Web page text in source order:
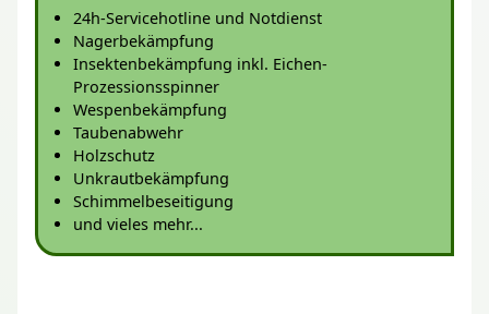
24h-Servicehotline und Notdienst
Nagerbekämpfung
Insektenbekämpfung inkl. Eichen-
Prozessionsspinner
Wespenbekämpfung
Taubenabwehr
Holzschutz
Unkrautbekämpfung
Schimmelbeseitigung
und vieles mehr...